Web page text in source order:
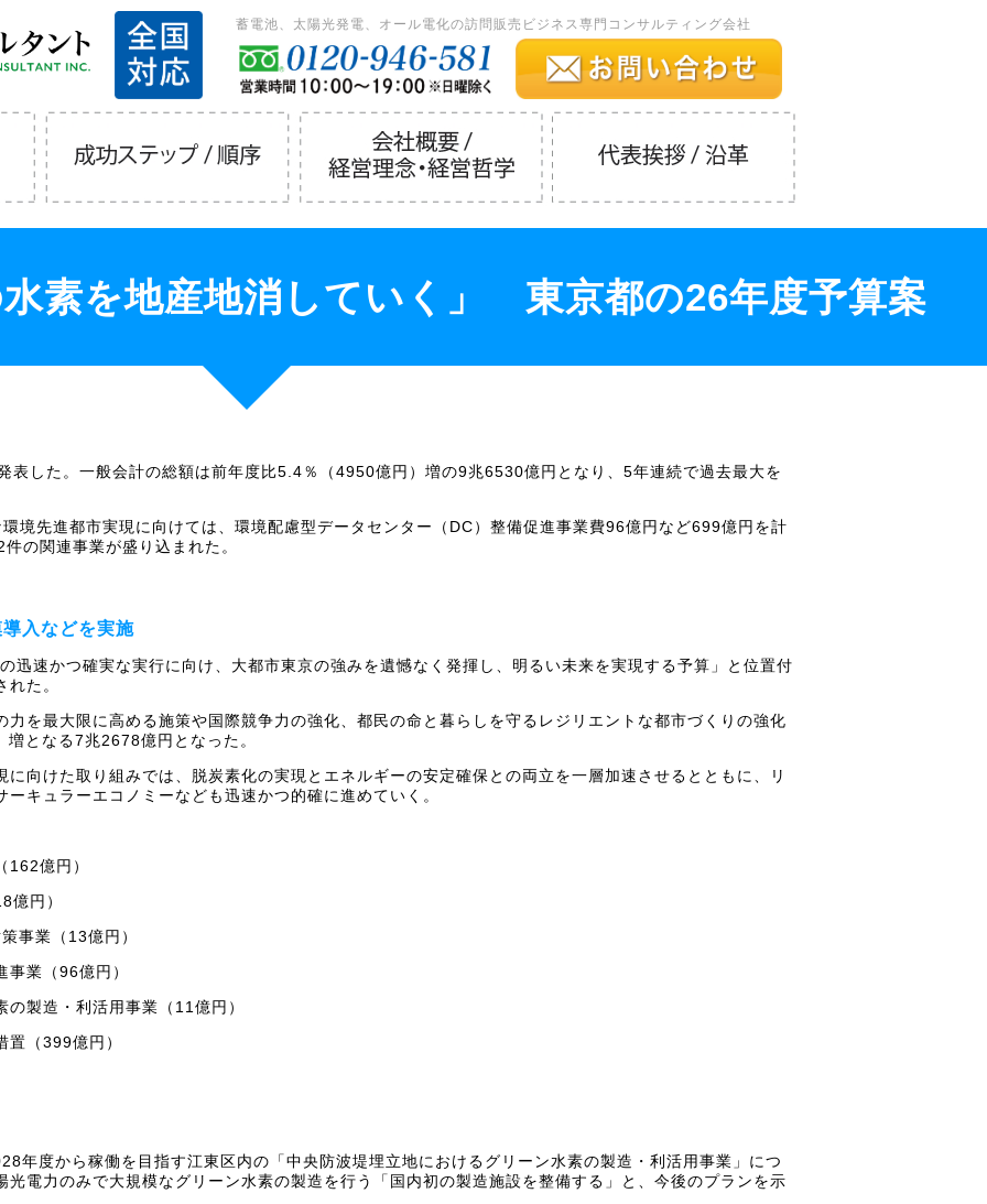
蓄電池、太陽光発電、オール電化の訪問販売ビジネス専門コンサルティング会社
素を地産地消していく」 東京都の26年度予算案
表した。一般会計の総額は前年度比5.4％（4950億円）増の9兆6530億円となり、5年連続で過去最大を
境先進都市実現に向けては、環境配慮型データセンター（DC）整備促進事業費96億円など699億円を計
の関連事業が盛り込まれた。
入などを実施
迅速かつ確実な実行に向け、大都市東京の強みを遺憾なく発揮し、明るい未来を実現する予算」と位置付
た。
を最大限に高める施策や国際競争力の強化、都民の命と暮らしを守るレジリエントな都市づくりの強化
となる7兆2678億円となった。
に向けた取り組みでは、脱炭素化の実現とエネルギーの安定確保との両立を一層加速させるとともに、リ
キュラーエコノミーなども迅速かつ的確に進めていく。
162億円）
億円）
事業（13億円）
事業（96億円）
の製造・利活用事業（11億円）
置（399億円）
年度から稼働を目指す江東区内の「中央防波堤埋立地におけるグリーン水素の製造・利活用事業」につ
光電力のみで大規模なグリーン水素の製造を行う「国内初の製造施設を整備する」と、今後のプランを示